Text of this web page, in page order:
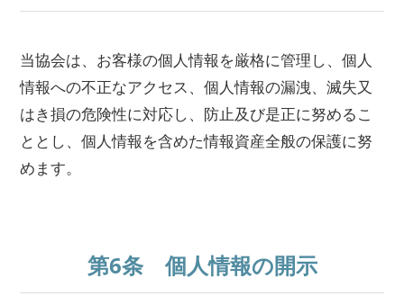
当協会は、お客様の個人情報を厳格に管理し、個人
情報への不正なアクセス、個人情報の漏洩、滅失又
はき損の危険性に対応し、防止及び是正に努めるこ
ととし、個人情報を含めた情報資産全般の保護に努
めます。
第6条 個人情報の開示